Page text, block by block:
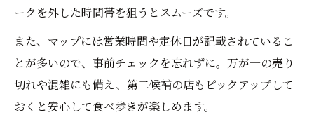
ークを外した時間帯を狙うとスムーズです。
また、マップには営業時間や定休日が記載されているこ
とが多いので、事前チェックを忘れずに。万が一の売り
切れや混雑にも備え、第二候補の店もピックアップして
おくと安心して食べ歩きが楽しめます。